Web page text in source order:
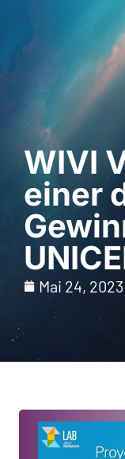
WIVI
einer
Mai 24, 2023